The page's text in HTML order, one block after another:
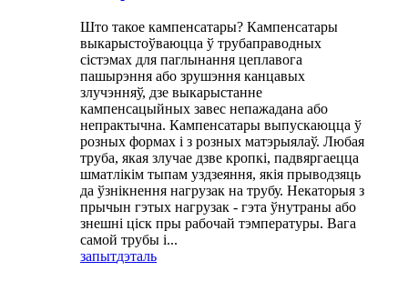
Што такое кампенсатары? Кампенсатары
выкарыстоўваюцца ў трубаправодных
сістэмах для паглынання цеплавога
пашырэння або зрушэння канцавых
злучэнняў, дзе выкарыстанне
кампенсацыйных завес непажадана або
непрактычна. Кампенсатары выпускаюцца ў
розных формах і з розных матэрыялаў. Любая
труба, якая злучае дзве кропкі, падвяргаецца
шматлікім тыпам уздзеяння, якія прыводзяць
да ўзнікнення нагрузак на трубу. Некаторыя з
прычын гэтых нагрузак - гэта ўнутраны або
знешні ціск пры рабочай тэмпературы. Вага
самой трубы і...
запытдэталь